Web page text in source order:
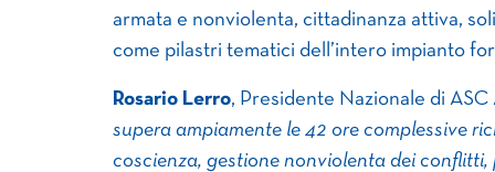
armata e nonviolenta, cittadinanza attiva,
come pilastri tematici dell’intero impianto
Rosario Lerro, Presidente Nazionale di ASC
supera ampiamente le 42 ore complessive
coscienza, gestione nonviolenta dei